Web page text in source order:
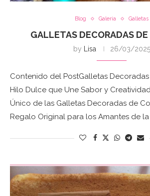
Blog Galeria Galletas
GALLETAS DECORADAS
by Lisa 26/03/2025
Contenido del PostGalletas
Hilo Dulce que Une Sabor y
Único de las Galletas Decoradas de
Regalo Original para los Amantes de la